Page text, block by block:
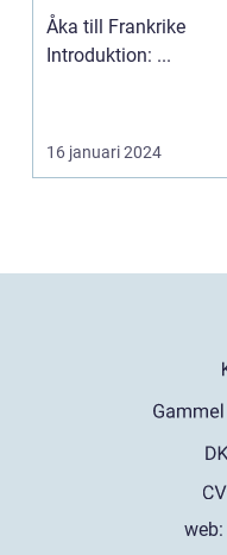
Åka till Frankrike
Introduktion: ...
16 januari 2024
web: